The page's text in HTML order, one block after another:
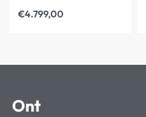
€4.799,00
Ont